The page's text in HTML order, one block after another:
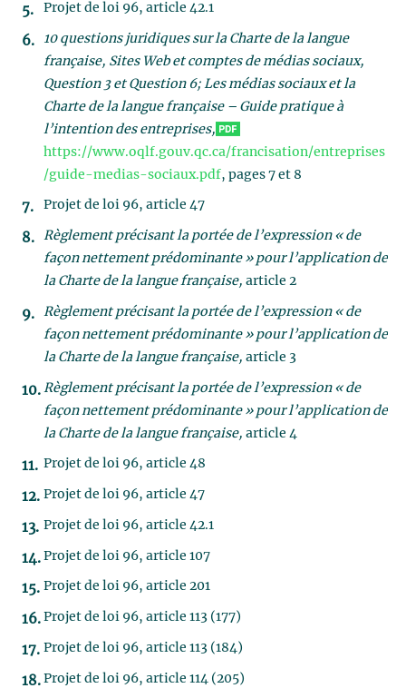
Projet de loi 96, article 42.1
10 questions juridiques sur la Charte de la langue
française, Sites Web et comptes de médias sociaux,
Question 3 et Question 6; Les médias sociaux et la
Charte de la langue française – Guide pratique à
l’intention des entreprises,
https://www.oqlf.gouv.qc.ca/francisation/entreprises
/guide-medias-sociaux.pdf, pages 7 et 8
Projet de loi 96, article 47
Règlement précisant la portée de l’expression « de
façon nettement prédominante » pour l’application de
la Charte de la langue française, article 2
Règlement précisant la portée de l’expression « de
façon nettement prédominante » pour l’application de
la Charte de la langue française, article 3
Règlement précisant la portée de l’expression « de
façon nettement prédominante » pour l’application de
la Charte de la langue française, article 4
Projet de loi 96, article 48
Projet de loi 96, article 47
Projet de loi 96, article 42.1
Projet de loi 96, article 107
Projet de loi 96, article 201
Projet de loi 96, article 113 (177)
Projet de loi 96, article 113 (184)
Projet de loi 96, article 114 (205)